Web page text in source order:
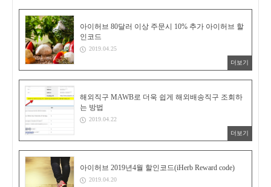
아이허브 80달러 이상 주문시 10% 추가 아이허브 할
인코드
2019.04.25
더보기
해외직구 MAWB로 더욱 쉽게 해외배송직구 조회하
는 방법
2019.04.22
더보기
아이허브 2019년4월 할인코드(iHerb Reward code)
2019.04.20